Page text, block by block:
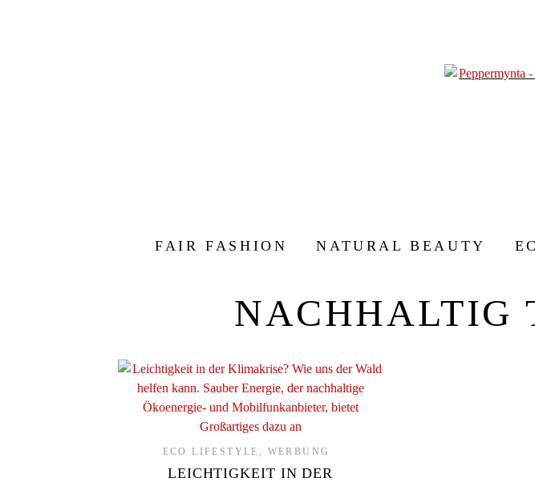
FAIR FASHION NATURAL BEAUTY
NACHHALTIG
ECO LIFESTYLE , WERBUNG
LEICHTIGKEIT IN DER